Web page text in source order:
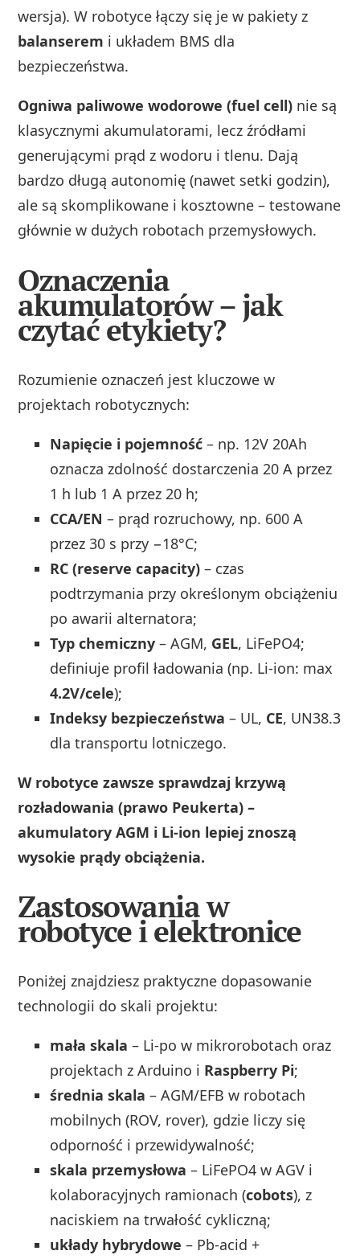
wersja). W robotyce łączy się je w pakiety z
balanserem i układem BMS dla
bezpieczeństwa.
Ogniwa paliwowe wodorowe (fuel cell) nie są
klasycznymi akumulatorami, lecz źródłami
generującymi prąd z wodoru i tlenu. Dają
bardzo długą autonomię (nawet setki godzin),
ale są skomplikowane i kosztowne – testowane
głównie w dużych robotach przemysłowych.
Oznaczenia
akumulatorów – jak
czytać etykiety?
Rozumienie oznaczeń jest kluczowe w
projektach robotycznych:
Napięcie i pojemność – np. 12V 20Ah
oznacza zdolność dostarczenia 20 A przez
1 h lub 1 A przez 20 h;
CCA/EN – prąd rozruchowy, np. 600 A
przez 30 s przy −18°C;
RC (reserve capacity) – czas
podtrzymania przy określonym obciążeniu
po awarii alternatora;
Typ chemiczny – AGM, GEL, LiFePO4;
definiuje profil ładowania (np. Li-ion: max
4.2V/cele);
Indeksy bezpieczeństwa – UL, CE, UN38.3
dla transportu lotniczego.
W robotyce zawsze sprawdzaj krzywą
rozładowania (prawo Peukerta) –
akumulatory AGM i Li-ion lepiej znoszą
wysokie prądy obciążenia.
Zastosowania w
robotyce i elektronice
Poniżej znajdziesz praktyczne dopasowanie
technologii do skali projektu:
mała skala – Li-po w mikrorobotach oraz
projektach z Arduino i Raspberry Pi;
średnia skala – AGM/EFB w robotach
mobilnych (ROV, rover), gdzie liczy się
odporność i przewidywalność;
skala przemysłowa – LiFePO4 w AGV i
kolaboracyjnych ramionach (cobots), z
naciskiem na trwałość cykliczną;
układy hybrydowe – Pb-acid +